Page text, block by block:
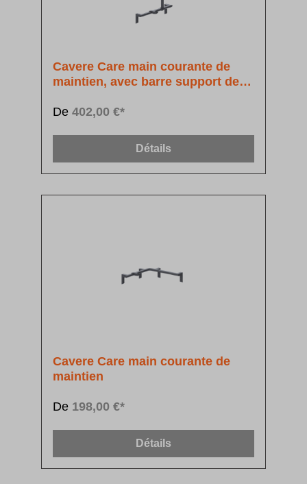
Cavere Care main courante de
maintien, avec barre support de
De 402,00 €*
Détails
Cavere Care main courante de
maintien
De 198,00 €*
Détails